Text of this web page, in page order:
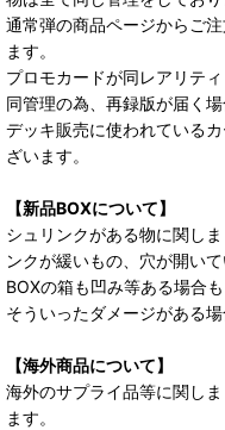
通常弾の商品ページからご
ます。
プロモカードが同レアリテ
同管理の為、再録版が届く場
デッキ販売に使われている
ざいます。
【新品BOXについて】
シュリンクがある物に関し
ンクが緩いもの、穴が開い
BOXの箱も凹み等ある場合も
そういったダメージがある
【海外商品について】
海外のサプライ品等に関し
ます。